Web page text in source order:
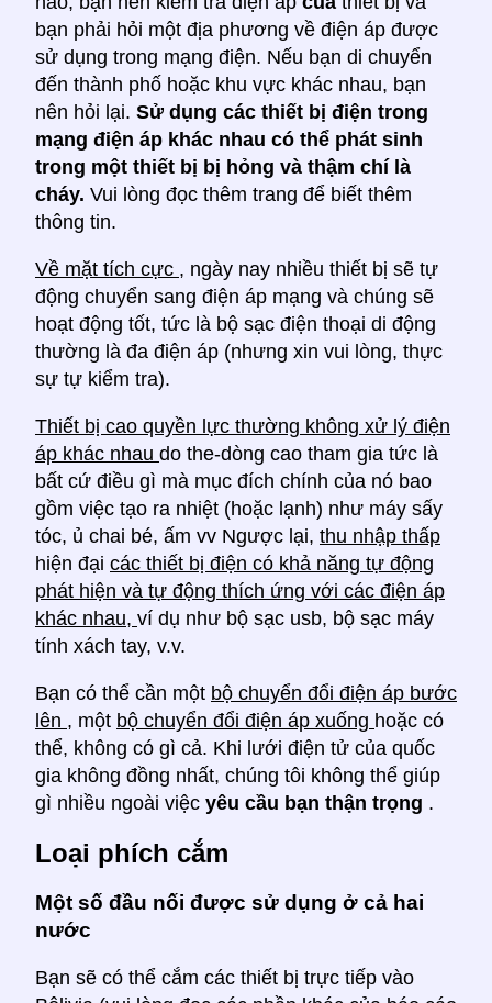
bạn phải hỏi một địa phương về điện áp được
sử dụng trong mạng điện. Nếu bạn di chuyển
đến thành phố hoặc khu vực khác nhau, bạn
nên hỏi lại. Sử dụng các thiết bị điện trong
mạng điện áp khác nhau có thể phát sinh
trong một thiết bị bị hỏng và thậm chí là
cháy. Vui lòng đọc thêm trang để biết thêm
thông tin.
Về mặt tích cực , ngày nay nhiều thiết bị sẽ tự
động chuyển sang điện áp mạng và chúng sẽ
hoạt động tốt, tức là bộ sạc điện thoại di động
thường là đa điện áp (nhưng xin vui lòng, thực
sự tự kiểm tra).
Thiết bị cao quyền lực thường không xử lý điện
áp khác nhau do the-dòng cao tham gia tức là
bất cứ điều gì mà mục đích chính của nó bao
gồm việc tạo ra nhiệt (hoặc lạnh) như máy sấy
tóc, ủ chai bé, ấm vv Ngược lại, thu nhập thấp
hiện đại các thiết bị điện có khả năng tự động
phát hiện và tự động thích ứng với các điện áp
khác nhau, ví dụ như bộ sạc usb, bộ sạc máy
tính xách tay, v.v.
Bạn có thể cần một bộ chuyển đổi điện áp bước
lên , một bộ chuyển đổi điện áp xuống hoặc có
thể, không có gì cả. Khi lưới điện tử của quốc
gia không đồng nhất, chúng tôi không thể giúp
gì nhiều ngoài việc yêu cầu bạn thận trọng .
Loại phích cắm
Một số đầu nối được sử dụng ở cả hai
nước
Bạn sẽ có thể cắm các thiết bị trực tiếp vào